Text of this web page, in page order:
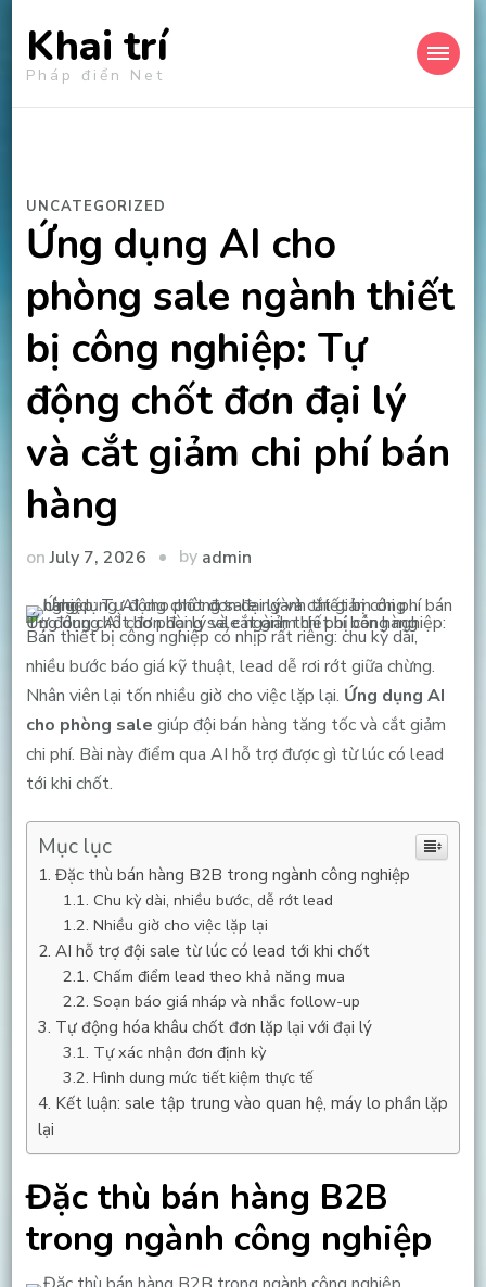
Khai trí
Pháp điển Net
UNCATEGORIZED
Ứng dụng AI cho
phòng sale ngành thiết
bị công nghiệp: Tự
động chốt đơn đại lý
và cắt giảm chi phí bán
hàng
onJuly 7, 2026 by admin
Ứng dụng AI cho phòng sale ngành thiết bị công nghiệp: Tự động chốt đơn đại lý và cắt giảm chi phí bán hàng
Bán thiết bị công nghiệp có nhịp rất riêng: chu kỳ dài,
nhiều bước báo giá kỹ thuật, lead dễ rơi rớt giữa chừng.
Nhân viên lại tốn nhiều giờ cho việc lặp lại. Ứng dụng AI
cho phòng sale giúp đội bán hàng tăng tốc và cắt giảm
chi phí. Bài này điểm qua AI hỗ trợ được gì từ lúc có lead
tới khi chốt.
Mục lục
Đặc thù bán hàng B2B trong ngành công nghiệp
Chu kỳ dài, nhiều bước, dễ rớt lead
Nhiều giờ cho việc lặp lại
AI hỗ trợ đội sale từ lúc có lead tới khi chốt
Chấm điểm lead theo khả năng mua
Soạn báo giá nháp và nhắc follow-up
Tự động hóa khâu chốt đơn lặp lại với đại lý
Tự xác nhận đơn định kỳ
Hình dung mức tiết kiệm thực tế
Kết luận: sale tập trung vào quan hệ, máy lo phần lặp
lại
Đặc thù bán hàng B2B
trong ngành công nghiệp